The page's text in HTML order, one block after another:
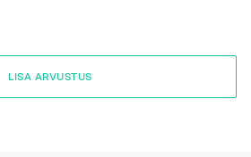
LISA ARVUSTUS